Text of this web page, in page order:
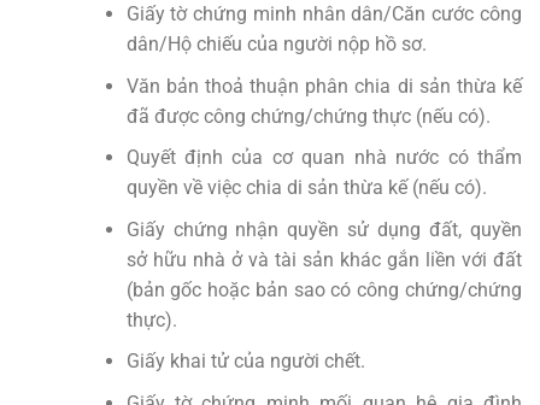
Giấy tờ chứng minh nhân dân/Căn cước công
dân/Hộ chiếu của người nộp hồ sơ.
Văn bản thoả thuận phân chia di sản thừa kế
đã được công chứng/chứng thực (nếu có).
Quyết định của cơ quan nhà nước có thẩm
quyền về việc chia di sản thừa kế (nếu có).
Giấy chứng nhận quyền sử dụng đất, quyền
sở hữu nhà ở và tài sản khác gắn liền với đất
(bản gốc hoặc bản sao có công chứng/chứng
thực).
Giấy khai tử của người chết.